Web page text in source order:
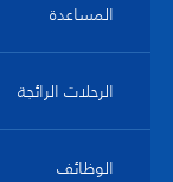
المساعدة
الرحلات الرائجة
الوظائف